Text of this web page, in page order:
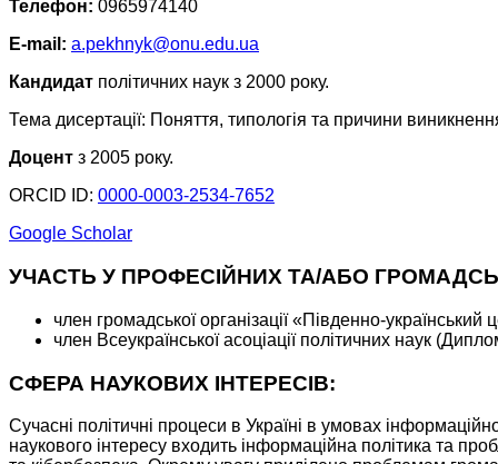
Телефон: 0965974140
E-mail: a.pekhnyk@onu.edu.ua
Кандидат політичних наук з 2000 року.
Тема дисертації: Поняття, типологія та причини
Доцент з 2005 року.
ORCID ID: 0000-0003-2534-7652
Google Scholar
УЧАСТЬ У ПРОФЕСІЙНИХ ТА/АБО
член громадської організації «Південно-
член Всеукраїнської асоціації політичних наук
СФЕРА НАУКОВИХ ІНТЕРЕСІВ:
Сучасні політичні процеси в Україні в умовах
наукового інтересу входить інформаційна політика та